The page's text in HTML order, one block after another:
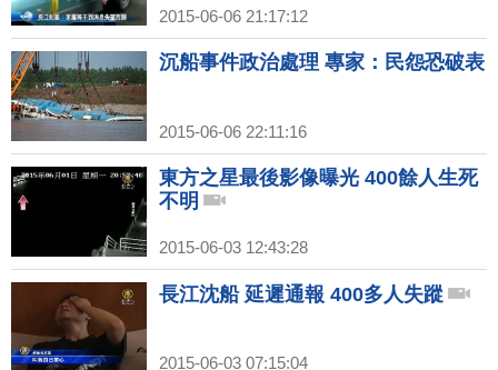
2015-06-06 21:17:12
沉船事件政治處理 專家：民怨恐破表
2015-06-06 22:11:16
東方之星最後影像曝光 400餘人生死
不明
2015-06-03 12:43:28
長江沈船 延遲通報 400多人失蹤
2015-06-03 07:15:04